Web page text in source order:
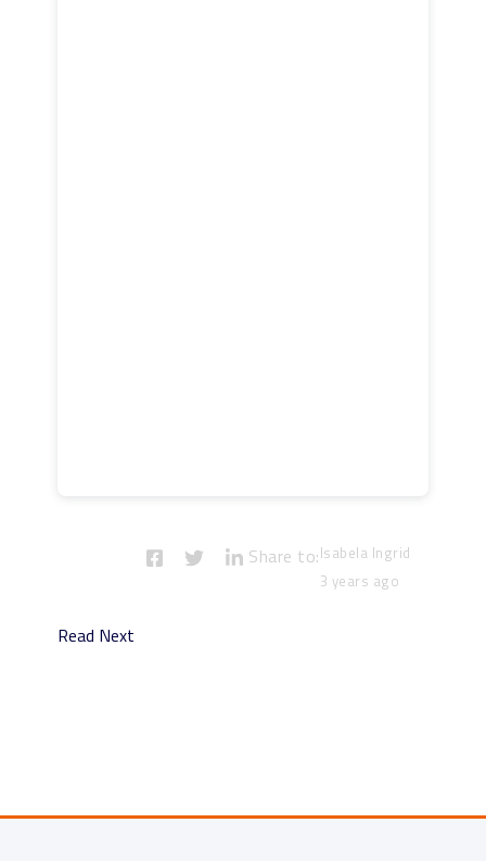
Isabela Ingrid
3 years ago
Share to:
Read Next